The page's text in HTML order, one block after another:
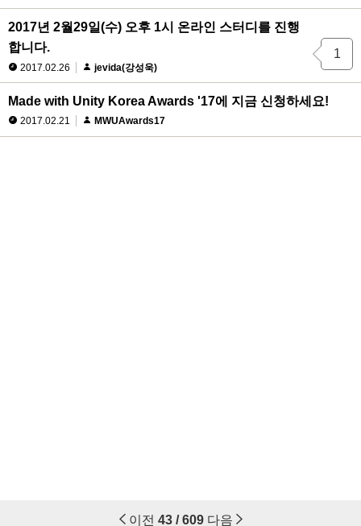
2017년 2월29일(수) 오후 1시 온라인 스터디를 진행
합니다.
2017.02.26 jevida(강성욱)
1
Made with Unity Korea Awards '17에 지금 신청하세요!
2017.02.21 MWUAwards17
이전 43 / 609 다음